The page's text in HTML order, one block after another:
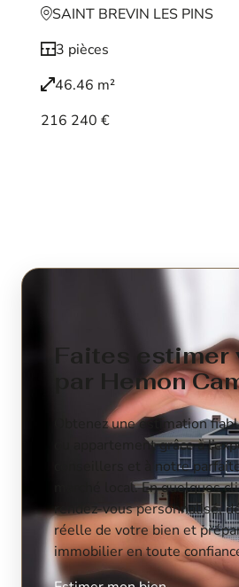
SAINT BREVIN LES PINS
3 pièces
46.46 m²
216 240 €
Faites estimer
par Hemon
Obtenez une estimation
ou appartement grâce à
conseillers et à notre
marché local. En quelques
rendez-vous personnalisé,
réelle de votre bien et
immobilier en toute